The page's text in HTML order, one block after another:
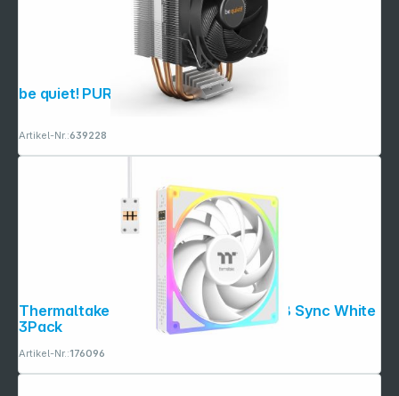
be quiet! PURE ROCK Slim 2
Artikel-Nr.:639228
Thermaltake TOUGHFAN EX 140 ARGB Sync White
3Pack
Artikel-Nr.:176096
Folgen Sie uns auf